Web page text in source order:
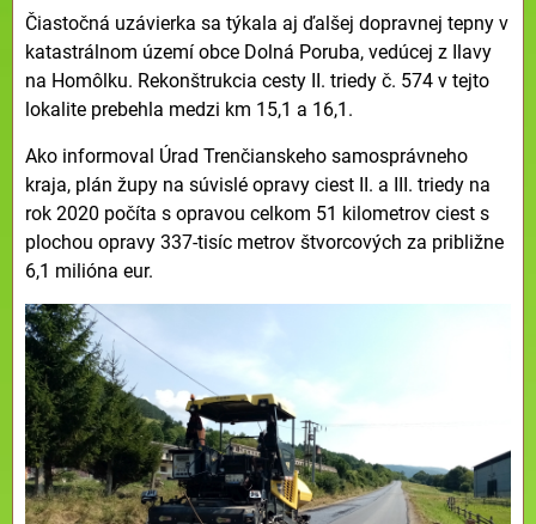
Čiastočná uzávierka sa týkala aj ďalšej dopravnej tepny v
katastrálnom území obce Dolná Poruba, vedúcej z Ilavy
na Homôlku. Rekonštrukcia cesty II. triedy č. 574 v tejto
lokalite prebehla medzi km 15,1 a 16,1.
Ako informoval Úrad Trenčianskeho samosprávneho
kraja, plán župy na súvislé opravy ciest II. a III. triedy na
rok 2020 počíta s opravou celkom 51 kilometrov ciest s
plochou opravy 337-tisíc metrov štvorcových za približne
6,1 milióna eur.